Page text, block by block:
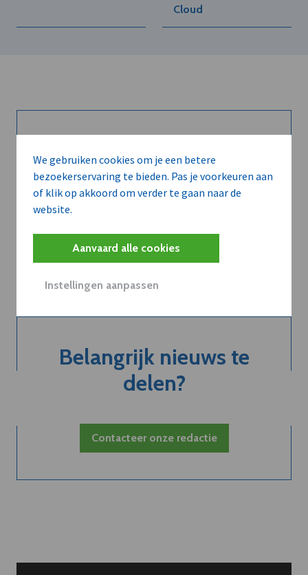
We gebruiken cookies om je een betere
bezoekerservaring te bieden. Pas je voorkeuren aan
of klik op akkoord om verder te gaan naar de
website.
Aanvaard alle cookies
Instellingen aanpassen
Cloud
Kort de voordelen
van een
abonnement...
Belangrijk nieuws te
delen?
Contacteer onze redactie